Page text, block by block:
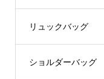
リュックバッグ
ショルダーバッグ